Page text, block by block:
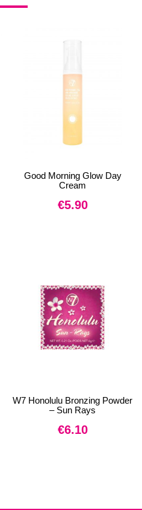
Good Morning Glow Day
Cream
€5.90
W7 Honolulu Bronzing Powder
– Sun Rays
€6.10